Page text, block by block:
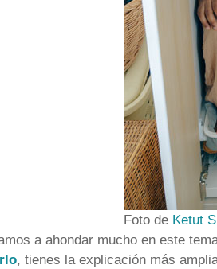
Foto de Ketut
a ahondar mucho en este
, tienes la explicación más